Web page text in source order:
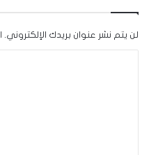
لن يتم نشر عنوان بريدك الإلكتروني.